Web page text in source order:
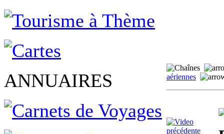
ANNUAIRES aériennes